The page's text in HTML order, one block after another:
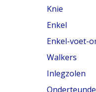
Knie
Enkel
Enkel-voet-
Walkers
Inlegzolen